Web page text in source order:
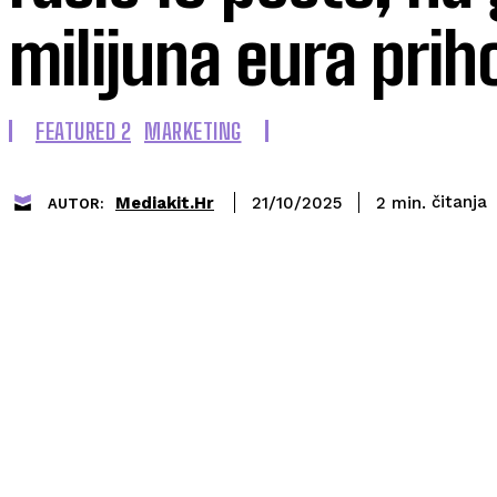
milijuna eura
FEATURED 2 MARKETING
AUTOR: Mediakit.hr 21/10/2025 2 min. čitanja